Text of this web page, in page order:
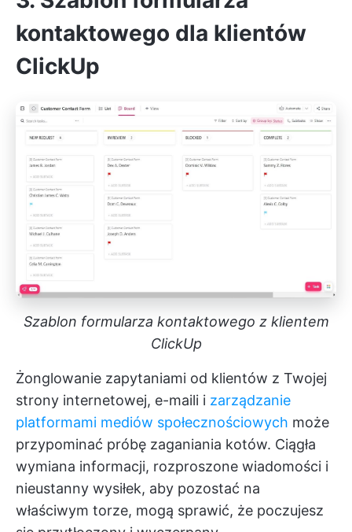
kontaktowego dla klientów
ClickUp
Szablon formularza kontaktowego z klientem
ClickUp
Żonglowanie zapytaniami od klientów z Twojej
strony internetowej, e-maili i zarządzanie
platformami mediów społecznościowych może
przypominać próbę zaganiania kotów. Ciągła
wymiana informacji, rozproszone wiadomości i
nieustanny wysiłek, aby pozostać na
właściwym torze, mogą sprawić, że poczujesz